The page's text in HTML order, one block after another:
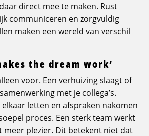
direct mee te maken. Rust
communiceren en zorgvuldig
maken een wereld van verschil
the dream work’
voor. Een verhuizing slaagt of
met je collega’s.
elkaar letten en afspraken nakomen
proces. Een sterk team werkt
meer plezier. Dit betekent niet dat